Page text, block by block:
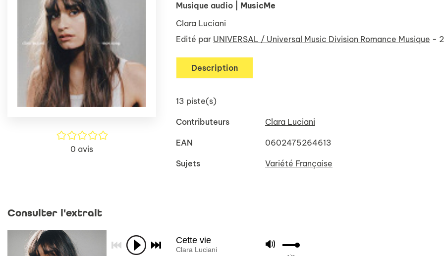
/5
0 avis
Musique audio
| MusicMe
Clara Luciani
Edité par UNIVERSAL / Universal Music Division Romance Musique -
Description
13 piste(s)
Contributeurs Clara Luciani
EAN 0602475264613
Sujets Variété Française
Consulter l'extrait